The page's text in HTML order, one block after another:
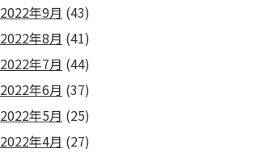
2022年9月 (43)
2022年8月 (41)
2022年7月 (44)
2022年6月 (37)
2022年5月 (25)
2022年4月 (27)